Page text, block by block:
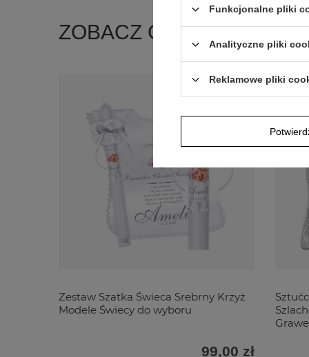
ZOBACZ CO KLIENCI
Zestaw Szatka Świeca Srebrny Krzyż
Modele Świecy do wyboru
99,00 zł
Funkcjonalne pliki
Analityczne pliki
Reklamowe pliki